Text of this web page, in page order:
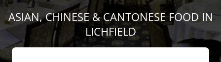
ASIAN, CHINESE & CANTONESE FOOD IN
LICHFIELD